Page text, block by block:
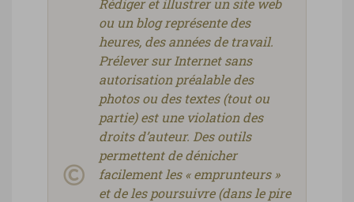
Rédiger et illustrer un site web
ou un blog représente des
heures, des années de travail.
Prélever sur Internet sans
autorisation préalable des
photos ou des textes (tout ou
partie) est une violation des
droits d’auteur. Des outils
permettent de dénicher
facilement les « emprunteurs »
et de les poursuivre (dans le pire